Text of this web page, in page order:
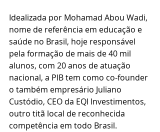
Idealizada por Mohamad Abou Wadi,
nome de referência em educação e
saúde no Brasil, hoje responsável
pela formação de mais de 40 mil
alunos, com 20 anos de atuação
nacional, a PIB tem como co-founder
o também empresário Juliano
Custódio, CEO da EQI Investimentos,
outro titã local de reconhecida
competência em todo Brasil.